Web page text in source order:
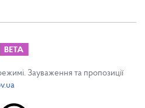
Зауваження та пропозиції